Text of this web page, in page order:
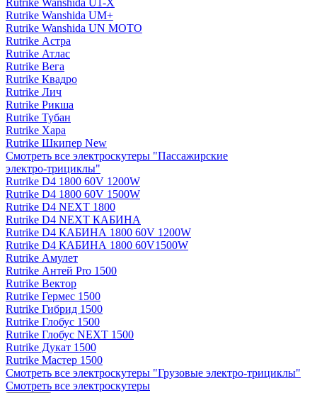
Rutrike Wanshida U1-X
Rutrike Wanshida UM+
Rutrike Wanshida UN MOTO
Rutrike Астра
Rutrike Атлас
Rutrike Вега
Rutrike Квадро
Rutrike Лич
Rutrike Рикша
Rutrike Тубан
Rutrike Хара
Rutrike Шкипер New
Смотреть все электро­скутеры "Пассажирские
электро‑трициклы"
Rutrike D4 1800 60V 1200W
Rutrike D4 1800 60V 1500W
Rutrike D4 NEXT 1800
Rutrike D4 NEXT КАБИНА
Rutrike D4 КАБИНА 1800 60V 1200W
Rutrike D4 КАБИНА 1800 60V1500W
Rutrike Амулет
Rutrike Антей Pro 1500
Rutrike Вектор
Rutrike Гермес 1500
Rutrike Гибрид 1500
Rutrike Глобус 1500
Rutrike Глобус NEXT 1500
Rutrike Дукат 1500
Rutrike Мастер 1500
Смотреть все электро­скутеры "Грузовые электро‑трициклы"
Смотреть все электро­скутеры